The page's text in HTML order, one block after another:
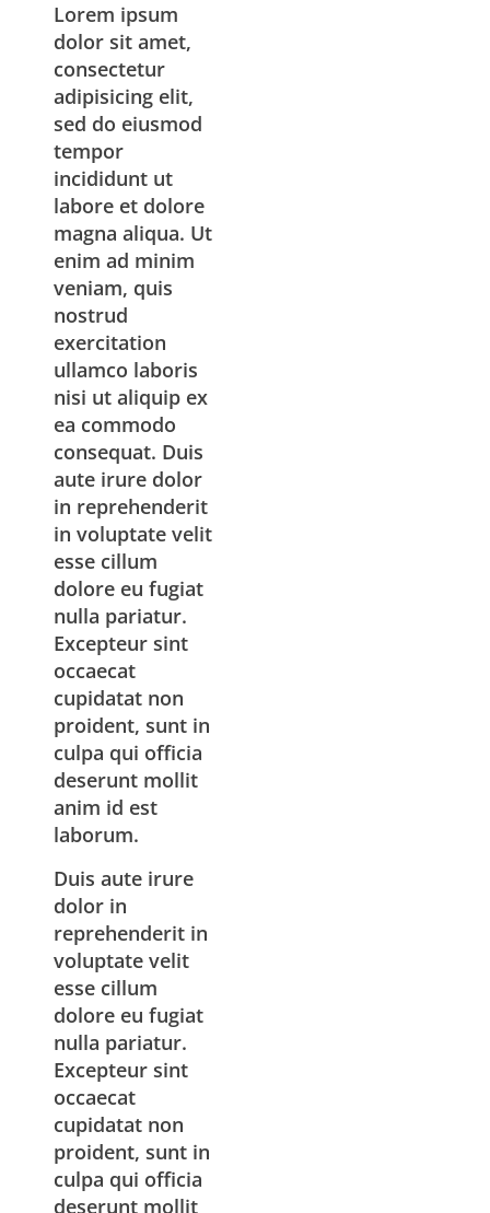
Lorem ipsum
dolor sit amet,
consectetur
adipisicing elit,
sed do eiusmod
tempor
incididunt ut
labore et dolore
magna aliqua. Ut
enim ad minim
veniam, quis
nostrud
exercitation
ullamco laboris
nisi ut aliquip ex
ea commodo
consequat. Duis
aute irure dolor
in reprehenderit
in voluptate velit
esse cillum
dolore eu fugiat
nulla pariatur.
Excepteur sint
occaecat
cupidatat non
proident, sunt in
culpa qui officia
deserunt mollit
anim id est
laborum.
Duis aute irure
dolor in
reprehenderit in
voluptate velit
esse cillum
dolore eu fugiat
nulla pariatur.
Excepteur sint
occaecat
cupidatat non
proident, sunt in
culpa qui officia
deserunt mollit